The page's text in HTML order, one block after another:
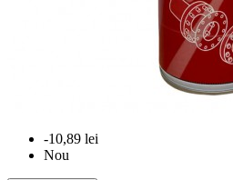
-10,89 lei
Nou